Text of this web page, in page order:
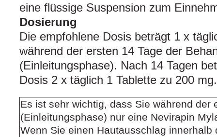
eine flüssige Suspension zum
Dosierung
Die empfohlene Dosis beträgt 1 x
während der ersten 14 Tage der
(Einleitungsphase). Nach 14 Tagen
Dosis 2 x täglich 1 Tablette zu 200 mg.
Es ist sehr wichtig, dass Sie während der
(Einleitungsphase) nur eine Nevirapin
Wenn Sie einen Hautausschlag innerhalb